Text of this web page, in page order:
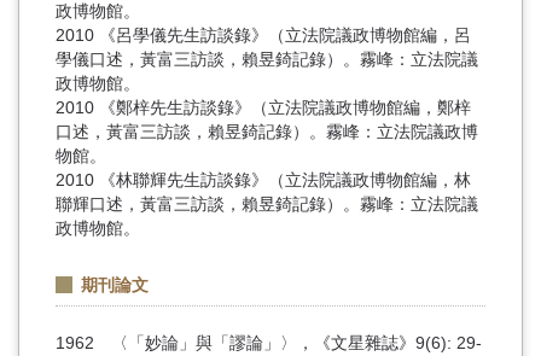
政博物館。
2010 《呂學儀先生訪談錄》（立法院議政博物館編，呂
學儀口述，黃富三訪談，賴昱錡記錄）。霧峰：立法院議
政博物館。
2010 《鄭梓先生訪談錄》（立法院議政博物館編，鄭梓
口述，黃富三訪談，賴昱錡記錄）。霧峰：立法院議政博
物館。
2010 《林聯輝先生訪談錄》（立法院議政博物館編，林
聯輝口述，黃富三訪談，賴昱錡記錄）。霧峰：立法院議
政博物館。
期刊論文
1962 〈「妙論」與「謬論」〉，《文星雜誌》9(6): 29-